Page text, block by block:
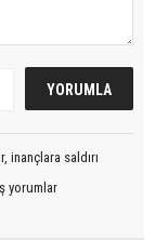
inançlara saldırı
yorumlar